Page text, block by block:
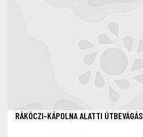
RÁKÓCZI-KÁPOLNA ALATTI ÚTBEVÁGÁS